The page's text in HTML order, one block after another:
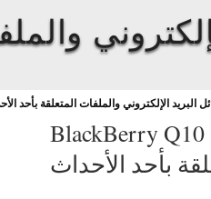
البريد الإلكتروني والملفات المتعلقة بأحد
BlackBerry Q10
بأحد الأحداث